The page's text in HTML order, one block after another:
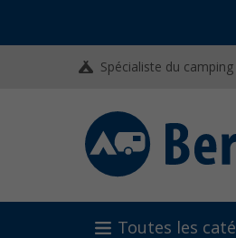
Spécialiste du
Toutes les